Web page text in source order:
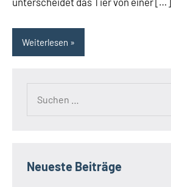
Weiterlesen
Neueste Beiträge